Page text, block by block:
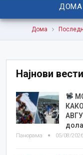
ДОМА
Дома
Најнови вести
Панорама 05/08/2026